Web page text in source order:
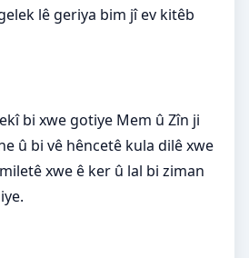
lê geriya bim jî ev kitêb
bi xwe gotiye Mem û Zîn ji
û bi vê hêncetê kula dilê xwe
xwe ê ker û lal bi ziman